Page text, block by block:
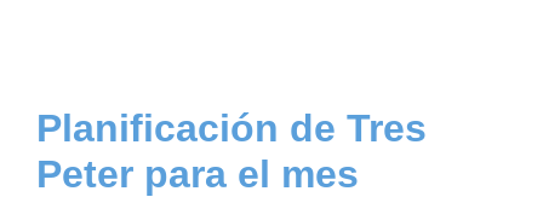
Planificación de Tres
Peter para el mes